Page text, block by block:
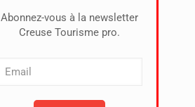
Abonnez-vous à la newsletter
Creuse Tourisme pro.